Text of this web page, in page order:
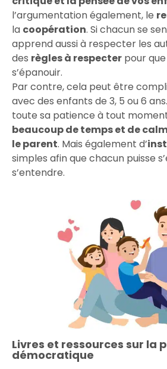
l’argumentation également, le
la coopération. Si chacun se
apprend aussi à respecter les
des règles à respecter pour
s’épanouir.
Par contre, cela peut être
avec des enfants de 3, 5 ou 6
toute sa patience à tout
beaucoup de temps et de
le parent. Mais également d’
simples afin que chacun puisse
s’entendre.
Livres et ressources sur la
démocratique